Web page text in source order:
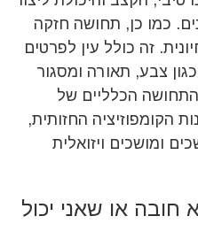
כמו כן, תחושה חזקה
זה כולל עין לפרטים
צבע, תאורה ומסגור
הכלליים של
הקומפוזיציה החזותית,
ומושכים ויזואלית
חובה או שאני יכול